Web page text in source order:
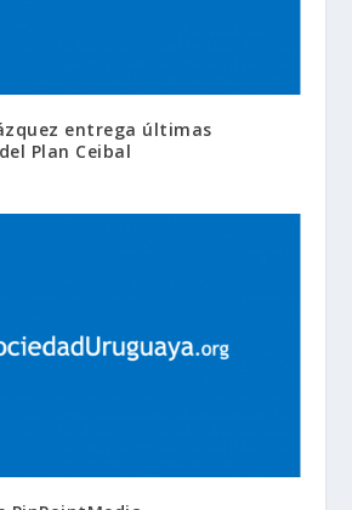
entrega últimas
Plan Ceibal